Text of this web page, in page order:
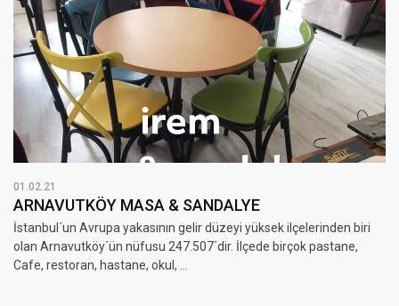
01.02.21
ARNAVUTKÖY MASA & SANDALYE
İstanbul´un Avrupa yakasının gelir düzeyi yüksek ilçelerinden biri
olan Arnavutköy´ün nüfusu 247.507´dir. İlçede birçok pastane,
Cafe, restoran, hastane, okul, ...